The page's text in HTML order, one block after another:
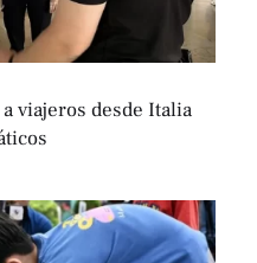
viajeros desde Italia